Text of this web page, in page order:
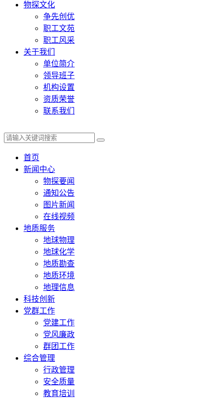
物探文化
争先创优
职工文苑
职工风采
关于我们
单位简介
领导班子
机构设置
资质荣誉
联系我们
首页
新闻中心
物探要闻
通知公告
图片新闻
在线视频
地质服务
地球物理
地球化学
地质勘查
地质环境
地理信息
科技创新
党群工作
党建工作
党风廉政
群团工作
综合管理
行政管理
安全质量
教育培训